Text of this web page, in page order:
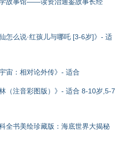
怎么说·红孩儿与哪吒 [3-6岁]》- 适
宙：相对论外传》- 适合
（注音彩图版）》- 适合 8-10岁,5-7
全书美绘珍藏版：海底世界大揭秘